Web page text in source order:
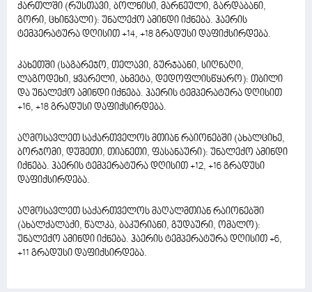
ქართლში (რუსთავი, ბოლნისი, მარნეული, გარდაბანი,
გორი, ცხინვალი): უნალექო ამინდი იქნება. ჰაერის
ტემპერატურა დღისით +14, +18 გრადუსი დაფიქსირდება.
კახეთში (საგარეჯო, თელავი, გურჯაანი, სიღნაღი,
ლაგოდეხი, ყვარელი, ახმეტა, დედოფლისწყარო): თბილი
და უნალექო ამინდი იქნება. ჰაერის ტემპერატურა დღისით
+16, +18 გრადუსი დაფიქსირდება.
აღმოსავლეთ საქართველოს მთიან რაიონებში (ახალციხე,
ბორჯომი, დუშეთი, თიანეთი, ფასანაური): უნალექო ამინდი
იქნება. ჰაერის ტემპერატურა დღისით +12, +16 გრადუსი
დაფიქსირდება.
აღმოსავლეთ საქართველოს მაღალმთიან რაიონებში
(ახალქალაქი, წალკა, ბაკურიანი, გუდაური, ომალო):
უნალექო ამინდი იქნება. ჰაერის ტემპერატურა დღისით +6,
+11 გრადუსი დაფიქსირდება.